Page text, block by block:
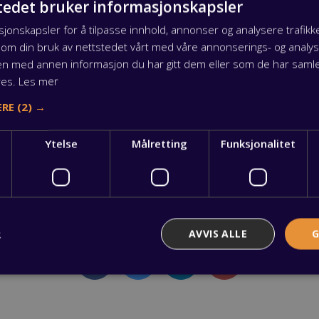
at de kunne få jobb et sted hvor engelsk er
fagarbeidere
kommer det i 2035 til å være mangel på opptil 70.000
ta en yrkesutdanning i dag.
Opplæringskontor i Buskerud IKS? Kontakt oss
bruker informasjonskapsler
for å tilpasse innhold, annonser og analysere
din bruk av nettstedet vårt med våre annonserings- og
med annen informasjon du har gitt dem eller som de har
Les mer
(2) →
Ytelse Målretting Funksjonalitet
AVVIS ALLE